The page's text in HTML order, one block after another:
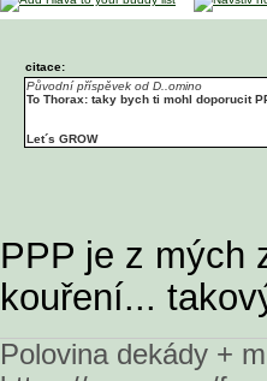
citace:
Původní příspěvek od D..omino
To Thorax: taky bych ti mohl doporucit
Let´s GROW
PPP je z mých
kouření...
Polovina dekády +